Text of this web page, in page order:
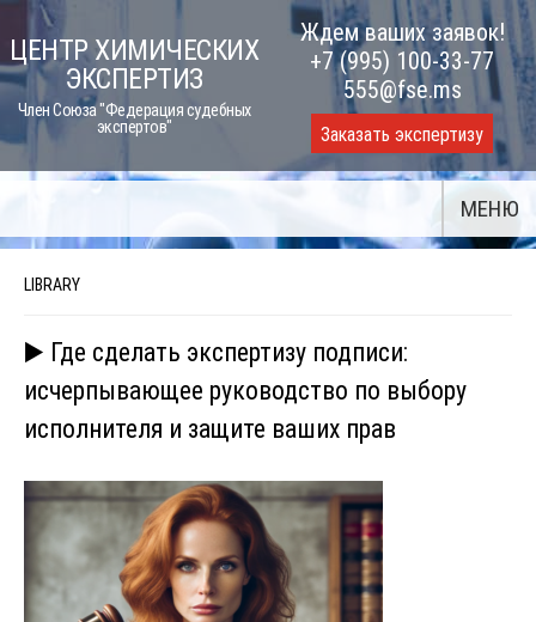
Skip
to
content
ЦЕНТР ХИМИЧЕСКИХ
ЭКСПЕРТИЗ
Член Союза "Федерация судебных
экспертов"
Ждем ваших заявок!
+7 (995) 100-33-77
555@fse.ms
Заказать экспертизу
МЕНЮ
LIBRARY
▶️ Где сделать экспертизу подписи:
исчерпывающее руководство по выбору
исполнителя и защите ваших прав